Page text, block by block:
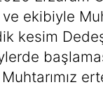
ekibiyle
kesim